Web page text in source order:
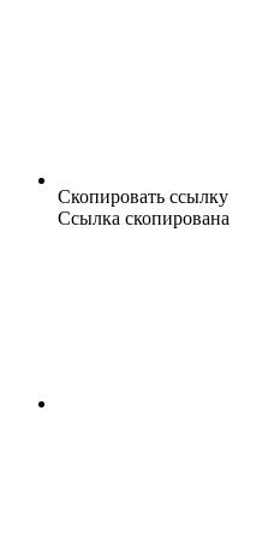
Скопировать ссылку
Ссылка скопирована